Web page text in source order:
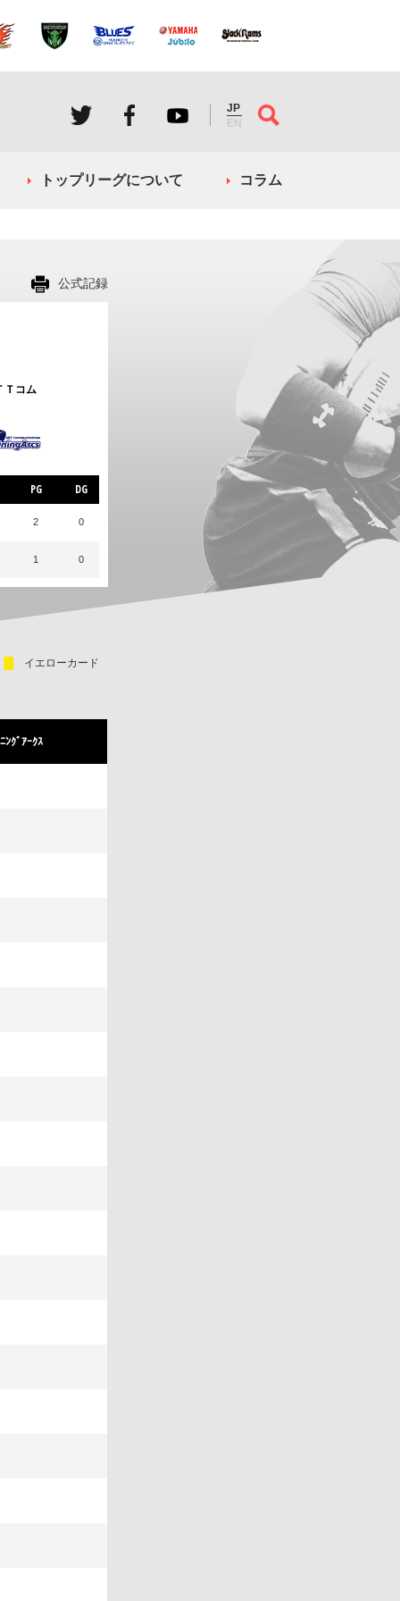
JP
EN
トップリーグについて コラム
公式記録
Ｔコム
PG DG
2 0
1 0
イエローカード
ﾝｸﾞｱｰｸｽ